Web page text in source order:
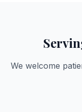
We welcome